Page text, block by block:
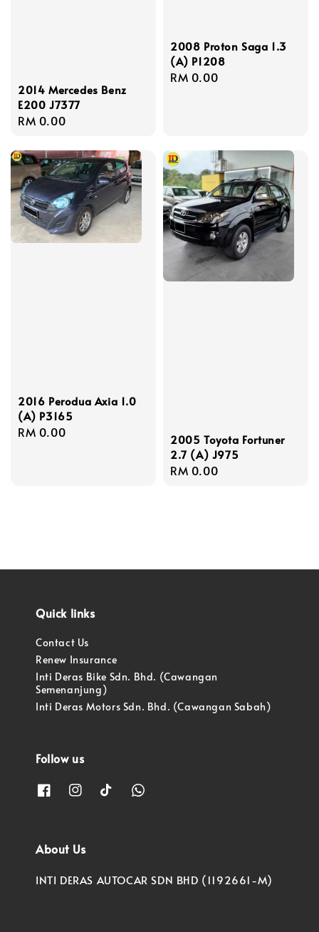
2014 Mercedes Benz
E200 J7377
Regular
RM 0.00
2008 Proton Saga 1.3
(A) P1208
Regular
RM 0.00
2016 Perodua Axia 1.0
(A) P3165
Regular
RM 0.00
2005 Toyota Fortuner
2.7 (A) J975
Regular
RM 0.00
Quick links
Contact Us
Renew Insurance
Inti Deras Bike Sdn. Bhd. (Cawangan
Semenanjung)
Inti Deras Motors Sdn. Bhd. (Cawangan Sabah)
Follow us
About Us
INTI DERAS AUTOCAR SDN BHD (1192661-M)